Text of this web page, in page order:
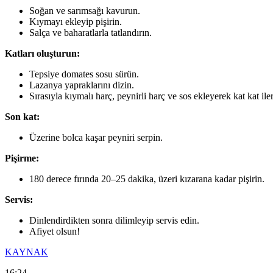
Soğan ve sarımsağı kavurun.
Kıymayı ekleyip pişirin.
Salça ve baharatlarla tatlandırın.
Katları oluşturun:
Tepsiye domates sosu sürün.
Lazanya yapraklarını dizin.
Sırasıyla kıymalı harç, peynirli harç ve sos ekleyerek kat kat
Son kat:
Üzerine bolca kaşar peyniri serpin.
Pişirme:
180 derece fırında 20–25 dakika, üzeri kızarana kadar pişirin.
Servis:
Dinlendirdikten sonra dilimleyip servis edin.
Afiyet olsun!
KAYNAK